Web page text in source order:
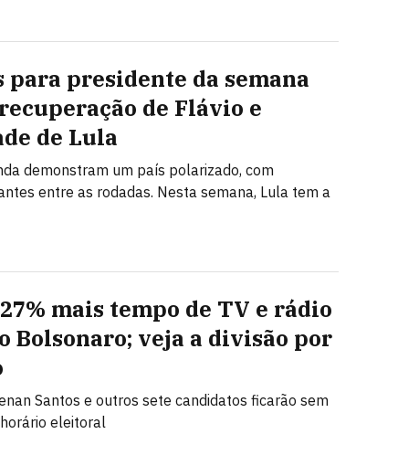
para presidente da semana
de Flávio e
de Lula
demonstram um país polarizado, com
entre as rodadas. Nesta semana, Lula tem a
mais tempo de TV e rádio
Bolsonaro; veja a divisão por
Santos e outros sete candidatos ficarão sem
eleitoral